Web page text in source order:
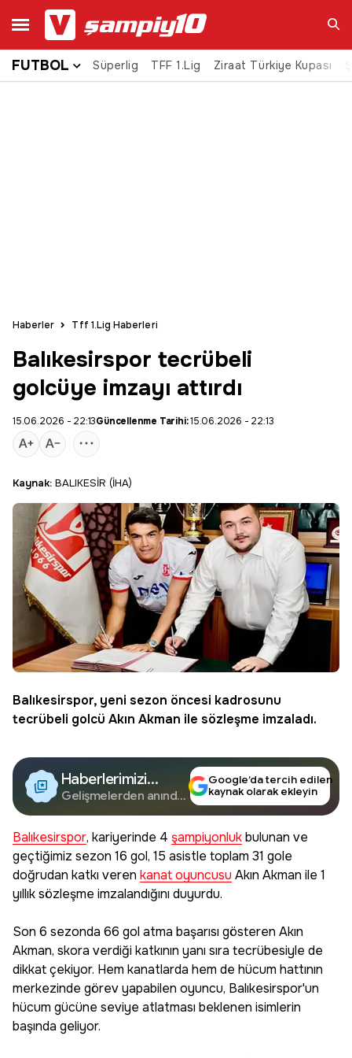
Ara
FUTBOL Süperlig TFF 1.Lig Ziraat Türkiye Kupası
Haberler Tff 1.Lig Haberleri
Balıkesirspor tecrübeli
golcüye imzayı attırdı
15.06.2026 - 22:13Güncellenme Tarihi:15.06.2026 - 22:13
Kaynak: BALIKESİR (İHA)
Balıkesirspor, yeni sezon öncesi kadrosunu
tecrübeli golcü Akın Akman ile sözleşme imzaladı.
Haberlerimizi
Google'da Takip
Edin
Gelişmelerden anında
Google’da tercih edilen
kaynak olarak ekleyin
Balıkesirspor, kariyerinde 4 şampiyonlukbulunan ve
geçtiğimiz sezon 16 gol, 15 asistle toplam 31 gole
doğrudan katkı veren kanat oyuncusu Akın Akman ile 1
yıllık sözleşme imzalandığını duyurdu.
Son 6 sezonda 66 gol atma başarısı gösteren Akın
Akman, skora verdiği katkının yanı sıra tecrübesiyle de
dikkat çekiyor. Hem kanatlarda hem de hücum hattının
merkezinde görev yapabilen oyuncu, Balıkesirspor'un
hücum gücüne seviye atlatması beklenen isimlerin
başında geliyor.